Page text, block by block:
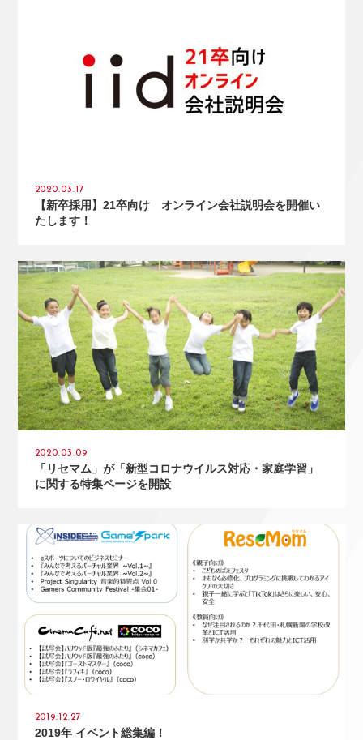
2020.03.17
【新卒採用】21卒向け オンライン会社説明会を開催い
たします！
2020.03.09
「リセマム」が「新型コロナウイルス対応・家庭学習」
に関する特集ページを開設
2019.12.27
2019年 イベント総集編！